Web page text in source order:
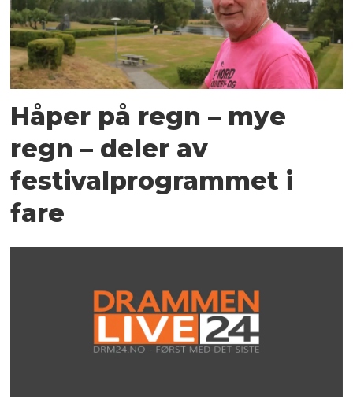
Håper på regn – mye
regn – deler av
festivalprogrammet i
fare